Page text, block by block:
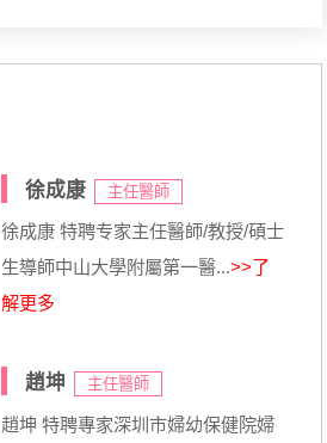
徐成康 主任醫師
徐成康 特聘专家主任醫師/教授/碩士
生導師中山大學附屬第一醫...>>了
解更多
趙坤 主任醫師
趙坤 特聘專家深圳市婦幼保健院婦